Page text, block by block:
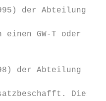
der Abteilung
einen GW-T oder
der Abteilung
Diese